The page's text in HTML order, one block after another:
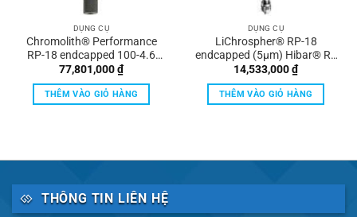
DỤNG CỤ
Chromolith® Performance
RP-18 endcapped 100-4.6
HPLC columns Validation Kit
(3 columns from 3 different
batches) Merck
77,801,000₫
THÊM VÀO GIỎ HÀNG
DỤNG CỤ
LiChrospher® RP-18
endcapped (5µm) Hibar® RT
150-4.6 HPLC column Merck
14,533,000₫
THÊM VÀO GIỎ HÀNG
THÔNG TIN LIÊN HỆ